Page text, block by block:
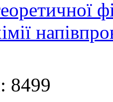
8499